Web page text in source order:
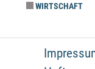
WIRTSCHAFT